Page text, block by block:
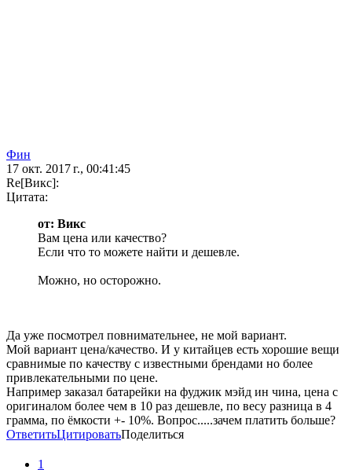
Фин
17 окт. 2017 г., 00:41:45
Re[Викс]:
Цитата:
от: Викс
Вам цена или качество?
Если что то можете найти и дешевле.
Можно, но осторожно.
Да уже посмотрел повнимательнее, не мой вариант.
Мой вариант цена/качество. И у китайцев есть хорошие вещи
сравнимые по качеству с известными брендами но более
привлекательными по цене.
Например заказал батарейки на фуджик мэйд ин чина, цена с
оригиналом более чем в 10 раз дешевле, по весу разница в 4
грамма, по ёмкости +- 10%. Вопрос.....зачем платить больше?
ОтветитьЦитироватьПоделиться
1